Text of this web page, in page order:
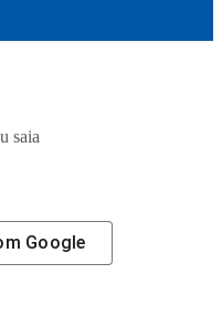
saia
Google